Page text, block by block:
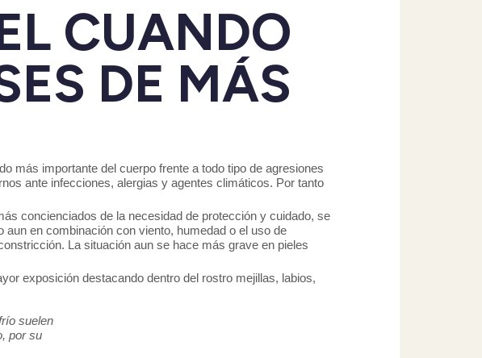
CUANDO
DE MÁS
más importante del cuerpo frente a todo tipo de agresiones
ante infecciones, alergias y agentes climáticos. Por tanto
concienciados de la necesidad de protección y cuidado, se
en combinación con viento, humedad o el uso de
La situación aun se hace más grave en pieles
exposición destacando dentro del rostro mejillas, labios,
suelen
por su